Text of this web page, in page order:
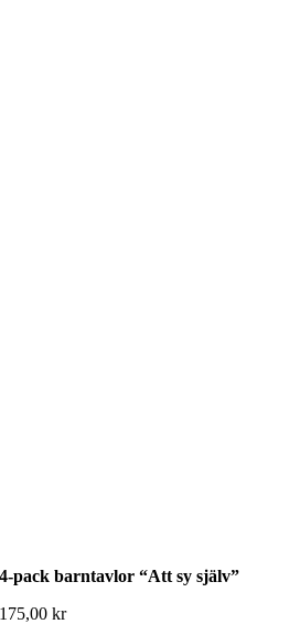
4-pack barntavlor “Att sy själv”
175,00kr